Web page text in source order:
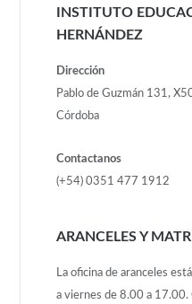
INSTITUTO
HERNÁNDEZ
Dirección
Pablo de Guzmán 131,
Córdoba
Contactanos
(+54) 0351 477 1912
ARANCELES Y
La oficina de aranceles
a viernes de 8.00 a 17.00.